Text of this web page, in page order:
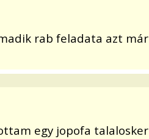
rab feladata azt
egy jopofa